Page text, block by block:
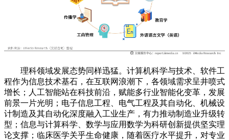
理科领域发展态势同样迅猛。计算机科学与技术、软件工
程作为信息技术基石，在互联网浪潮下，各领域需求呈井喷式
增长；人工智能站在科技前沿，赋能多行业智能化变革，发展
前景一片光明；电子信息工程、电气工程及其自动化、机械设
计制造及其自动化深度融入工业生产，有力推动制造业升级转
型；信息与计算科学、数学与应用数学为科研创新提供坚实理
论支撑；临床医学关乎生命健康，随着医疗水平提升，对专业